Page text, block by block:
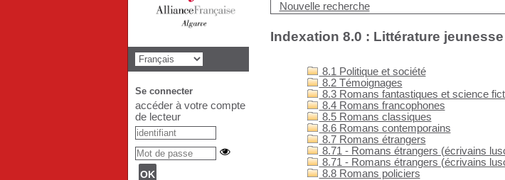
Nouvelle recherche
Indexation 8.0 : Littérature jeunesse
8.1 Politique et société
8.2 Témoignages
8.3 Romans fantastiques et science
8.4 Romans francophones
8.5 Romans classiques
8.6 Romans contemporains
8.7 Romans étrangers
8.71 - Romans étrangers (écrivains
8.71 - Romans étrangers (écrivains
8.8 Romans policiers
Se connecter
accéder à votre compte
de lecteur